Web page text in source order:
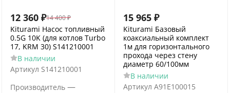
12 360 ₽14 400 ₽
Kiturami Насос топливный
0.5G 10K (для котлов Turbo
17, KRM 30) S141210001
В наличии
Артикул S141210001
Производитель —
15 965 ₽
Kiturami Базовый
коаксиальный комплект
1м для горизонтального
прохода через стену
диаметр 60/100мм
В наличии
Артикул A91E100015